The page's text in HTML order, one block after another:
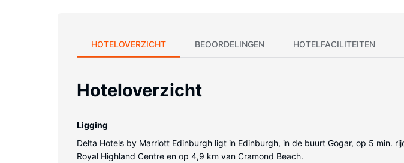
HOTELOVERZICHT BEOORDELINGEN HOTELFACILITEITEN
Hoteloverzicht
Ligging
Delta Hotels by Marriott Edinburgh ligt in Edinburgh, in de buurt Gogar, op 5 min.
Royal Highland Centre en op 4,9 km van Cramond Beach.